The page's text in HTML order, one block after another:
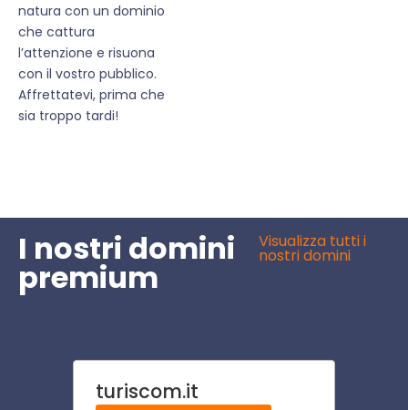
natura con un dominio
che cattura
l’attenzione e risuona
con il vostro pubblico.
Affrettatevi, prima che
sia troppo tardi!
I nostri domini
premium
Visualizza tutti i
nostri domini
turiscom.it